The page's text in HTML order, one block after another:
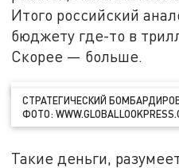
Итого российский
бюджету где-то в
Скорее — больше.
СТРАТЕГИЧЕСКИЙ
ФОТО:
Такие деньги,